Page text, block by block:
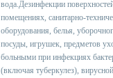
вода.Дезинфекции
помещениях, санитарно-
оборудования, белья,
посуды, игрушек, предметов
больными при инфекциях
(включая туберкулез),